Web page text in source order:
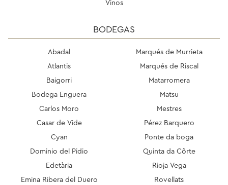
Vinos
BODEGAS
Abadal
Atlantis
Baigorri
Bodega Enguera
Carlos Moro
Casar de Vide
Cyan
Dominio del Pidio
Edetària
Emina Ribera del Duero
Marqués de Murrieta
Marqués de Riscal
Matarromera
Matsu
Mestres
Pérez Barquero
Ponte da boga
Quinta da Côrte
Rioja Vega
Rovellats